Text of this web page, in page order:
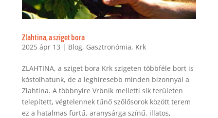
Zlahtina, a sziget bora
2025 ápr 13 | Blog, Gasztronómia, Krk
ZLAHTINA, a sziget bora Krk szigeten többféle bort is
kóstolhatunk, de a leghíresebb minden bizonnyal a
Zlahtina. A többnyire Vrbnik melletti sík területen
telepített, végtelennek tűnő szőlősorok között terem
ez a hatalmas fürtű, aranysárga színű, illatos,